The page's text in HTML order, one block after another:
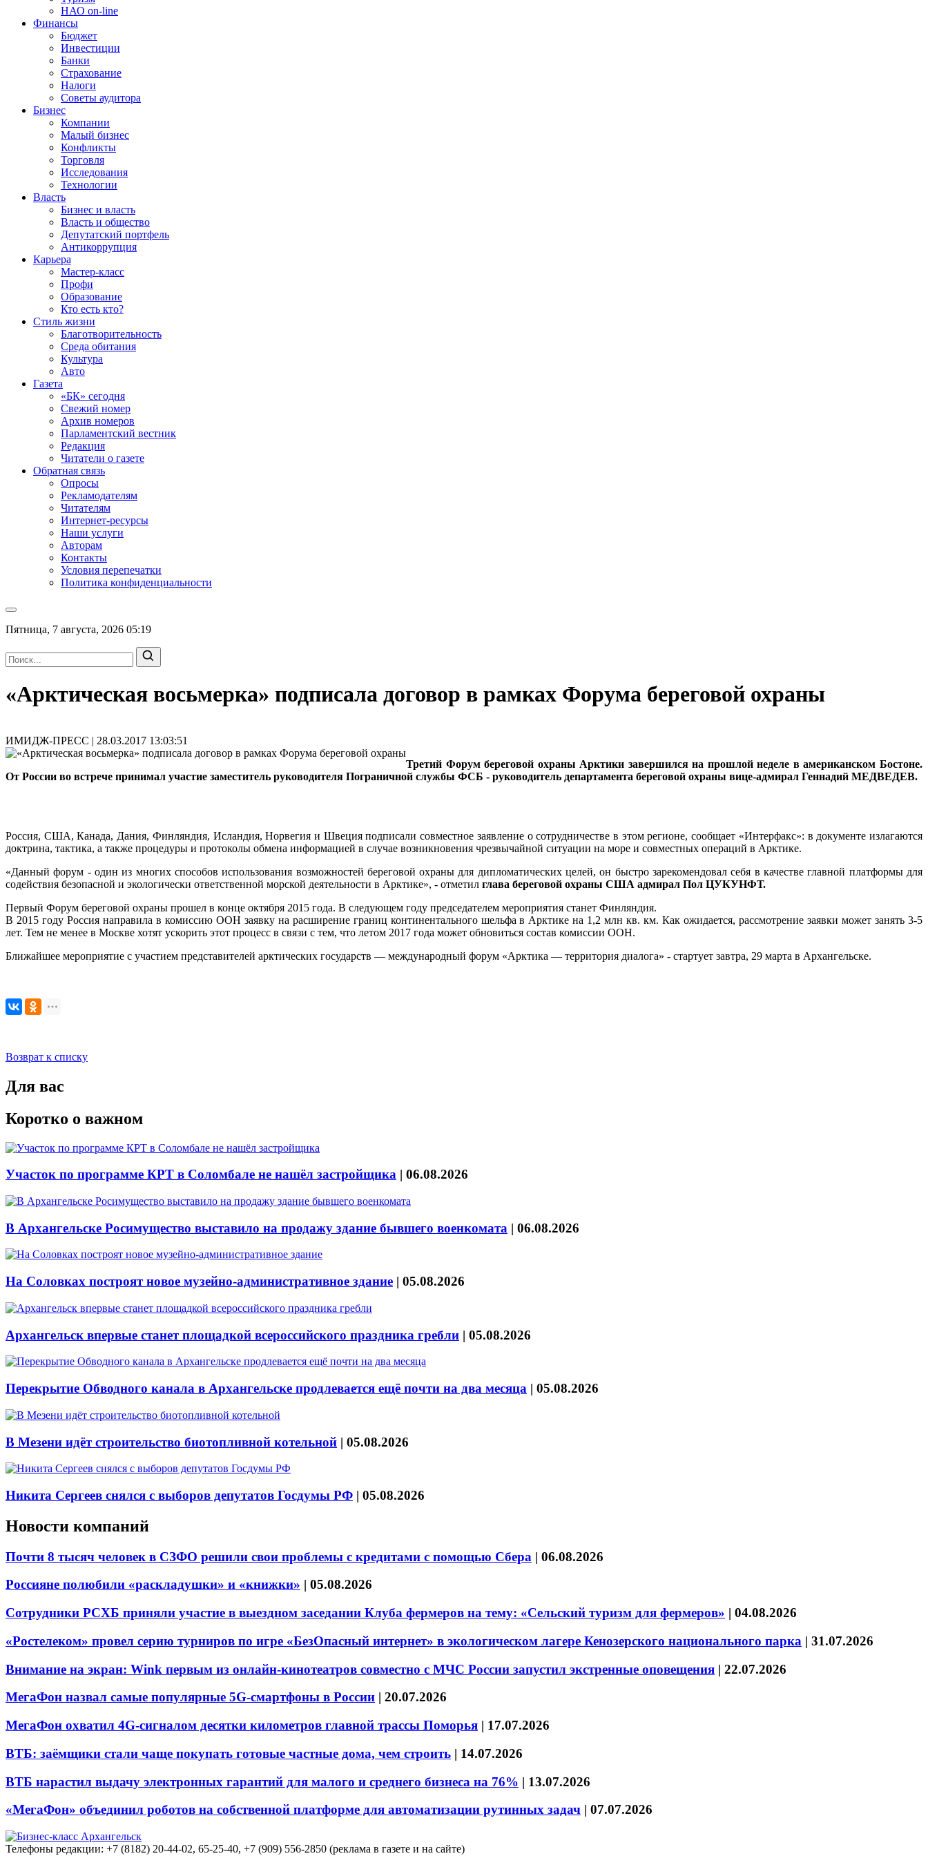
НАО on-line
Финансы
Бюджет
Инвестиции
Банки
Страхование
Налоги
Советы аудитора
Бизнес
Компании
Малый бизнес
Конфликты
Торговля
Исследования
Технологии
Власть
Бизнес и власть
Власть и общество
Депутатский портфель
Антикоррупция
Карьера
Мастер-класс
Профи
Образование
Кто есть кто?
Стиль жизни
Благотворительность
Среда обитания
Культура
Авто
Газета
«БК» сегодня
Свежий номер
Архив номеров
Парламентский вестник
Редакция
Читатели о газете
Обратная связь
Опросы
Рекламодателям
Читателям
Интернет-ресурсы
Наши услуги
Авторам
Контакты
Условия перепечатки
Политика конфиденциальности
Пятница, 7 августа, 2026 05:19
«Арктическая восьмерка» подписала договор в рамках Форума береговой охраны
ИМИДЖ-ПРЕСС | 28.03.2017 13:03:51
Третий Форум береговой охраны Арктики завершился на прошлой неделе в американском Бостоне.
От России во встрече принимал участие заместитель руководителя Пограничной службы ФСБ - руководитель департамента береговой охраны вице-адмирал Геннадий МЕДВЕДЕВ.
Россия, США, Канада, Дания, Финляндия, Исландия, Норвегия и Швеция подписали совместное заявление о сотрудничестве в этом регионе, сообщает «Интерфакс»: в документе излагаются
доктрина, тактика, а также процедуры и протоколы обмена информацией в случае возникновения чрезвычайной ситуации на море и совместных операций в Арктике.
«Данный форум - один из многих способов использования возможностей береговой охраны для дипломатических целей, он быстро зарекомендовал себя в качестве главной платформы для
содействия безопасной и экологически ответственной морской деятельности в Арктике», - отметил глава береговой охраны США адмирал Пол ЦУКУНФТ.
Первый Форум береговой охраны прошел в конце октября 2015 года. В следующем году председателем мероприятия станет Финляндия.
В 2015 году Россия направила в комиссию ООН заявку на расширение границ континентального шельфа в Арктике на 1,2 млн кв. км. Как ожидается, рассмотрение заявки может занять 3-5
лет. Тем не менее в Москве хотят ускорить этот процесс в связи с тем, что летом 2017 года может обновиться состав комиссии ООН.
Ближайшее мероприятие с участием представителей арктических государств — международный форум «Арктика — территория диалога» - стартует завтра, 29 марта в Архангельске.
Возврат к списку
Для вас
Коротко о важном
Участок по программе КРТ в Соломбале не нашёл застройщика | 06.08.2026
В Архангельске Росимущество выставило на продажу здание бывшего военкомата | 06.08.2026
На Соловках построят новое музейно-административное здание | 05.08.2026
Архангельск впервые станет площадкой всероссийского праздника гребли | 05.08.2026
Перекрытие Обводного канала в Архангельске продлевается ещё почти на два месяца | 05.08.2026
В Мезени идёт строительство биотопливной котельной | 05.08.2026
Никита Сергеев снялся с выборов депутатов Госдумы РФ | 05.08.2026
Новости компаний
Почти 8 тысяч человек в СЗФО решили свои проблемы с кредитами с помощью Сбера | 06.08.2026
Россияне полюбили «раскладушки» и «книжки» | 05.08.2026
Сотрудники РСХБ приняли участие в выездном заседании Клуба фермеров на тему: «Сельский туризм для фермеров» | 04.08.2026
«Ростелеком» провел серию турниров по игре «БезОпасный интернет» в экологическом лагере Кенозерского национального парка | 31.07.2026
Внимание на экран: Wink первым из онлайн-кинотеатров совместно с МЧС России запустил экстренные оповещения | 22.07.2026
МегаФон назвал самые популярные 5G-смартфоны в России | 20.07.2026
МегаФон охватил 4G-сигналом десятки километров главной трассы Поморья | 17.07.2026
ВТБ: заёмщики стали чаще покупать готовые частные дома, чем строить | 14.07.2026
ВТБ нарастил выдачу электронных гарантий для малого и среднего бизнеса на 76% | 13.07.2026
«МегаФон» объединил роботов на собственной платформе для автоматизации рутинных задач | 07.07.2026
Телефоны редакции: +7 (8182) 20-44-02, 65-25-40, +7 (909) 556-2850 (реклама в газете и на сайте)